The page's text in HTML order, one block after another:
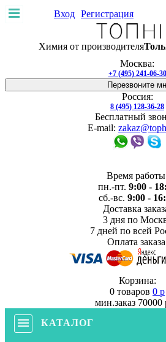
Доставка и
Производители
Договор-оферта
Доставка и оплата Гарантия
Адреса магазинов
Вход Регистрация
Химия от производителя
Москва:
+7 (495) 241-06-30
Перезвоните
Россия:
8 (495) 128-36-28
Бесплатный
E-mail:
Время
пн.-пт. 9:00 -
сб.-вс. 9:00 -
Доставка
3 дняпо
7 дней по всей
Оплата
Корзина:
0 товаров 0 р
мин.заказ 70000
КАТАЛОГ